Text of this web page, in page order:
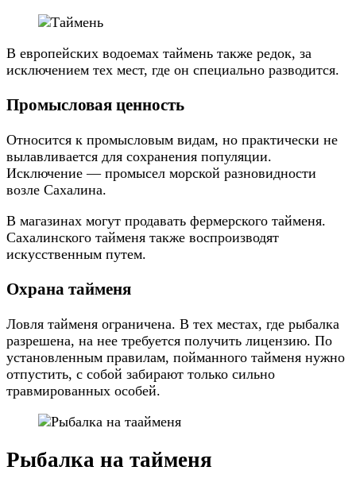
В европейских водоемах таймень также редок, за
исключением тех мест, где он специально разводится.
Промысловая ценность
Относится к промысловым видам, но практически не
вылавливается для сохранения популяции.
Исключение — промысел морской разновидности
возле Сахалина.
В магазинах могут продавать фермерского тайменя.
Сахалинского тайменя также воспроизводят
искусственным путем.
Охрана тайменя
Ловля тайменя ограничена. В тех местах, где рыбалка
разрешена, на нее требуется получить лицензию. По
установленным правилам, пойманного тайменя нужно
отпустить, с собой забирают только сильно
травмированных особей.
Рыбалка на тайменя